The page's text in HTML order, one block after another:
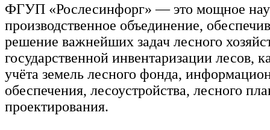
ФГУП «Рослесинфорг» — это мощное
производственное объединение,
решение важнейших задач лесного
государственной инвентаризации лесов,
учёта земель лесного фонда,
обеспечения, лесоустройства, лесного
проектирования.